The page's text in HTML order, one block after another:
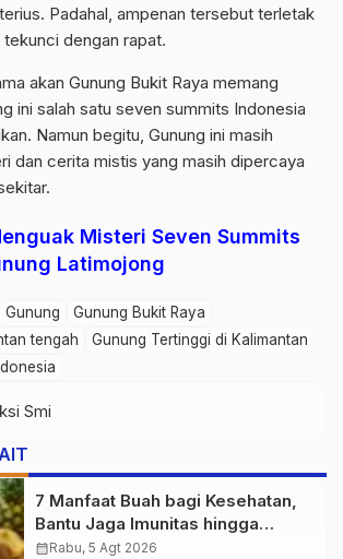
Padahal, ampenan tersebut terletak
dengan rapat.
akan Gunung Bukit Raya memang
ini salah satu seven summits Indonesia
Namun begitu, Gunung ini masih
dan cerita mistis yang masih dipercaya
Misteri Seven Summits
Latimojong
Gunung
Gunung Bukit Raya
tengah
Gunung Tertinggi di Kalimantan
Smi
7 Manfaat Buah bagi Kesehatan,
Bantu Jaga Imunitas hingga
Kesehatan Jantung
calendar_monthRabu, 5 Agt 2026